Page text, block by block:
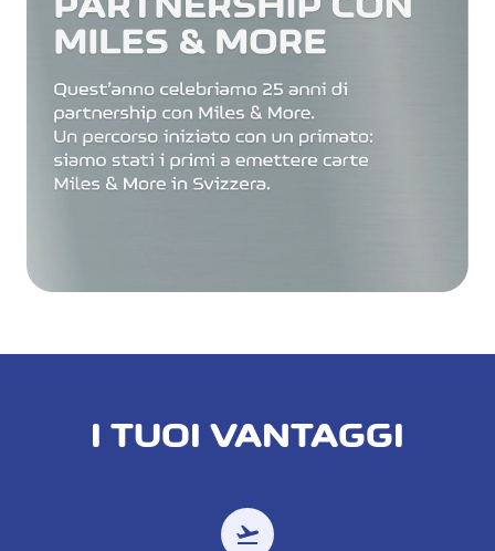
I TUOI VANTAGGI
flight_takeoff